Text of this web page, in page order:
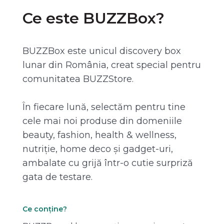
Ce este BUZZBox?
BUZZBox este unicul discovery box
lunar din România, creat special pentru
comunitatea BUZZStore.
În fiecare lună, selectăm pentru tine
cele mai noi produse din domeniile
beauty, fashion, health & wellness,
nutriție, home deco și gadget-uri,
ambalate cu grijă într-o cutie surpriză
gata de testare.
Ce conține?